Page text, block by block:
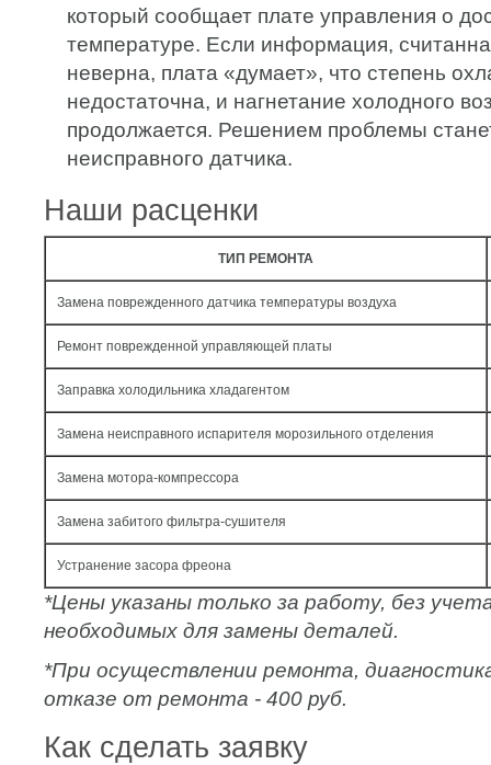
который сообщает плате управления о
температуре. Если информация,
неверна, плата «думает», что степень
недостаточна, и нагнетание холодного
продолжается. Решением проблемы
неисправного датчика.
Наши расценки
ТИП РЕМОНТА
Замена поврежденного датчика температуры воздуха
Ремонт поврежденной управляющей платы
Заправка холодильника хладагентом
Замена неисправного испарителя морозильного отделения
Замена мотора-компрессора
Замена забитого фильтра-сушителя
Устранение засора фреона
*Цены указаны только за работу, без
необходимых для замены деталей.
*При осуществлении ремонта,
отказе от ремонта - 400 руб.
Как сделать заявку